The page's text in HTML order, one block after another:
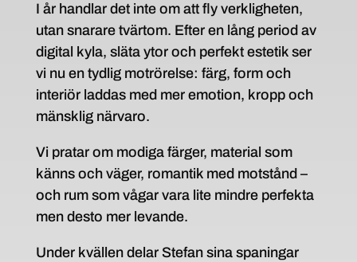
I år handlar det inte om att fly verkligheten,
utan snarare tvärtom. Efter en lång period av
digital kyla, släta ytor och perfekt estetik ser
vi nu en tydlig motrörelse: färg, form och
interiör laddas med mer emotion, kropp och
mänsklig närvaro.
Vi pratar om modiga färger, material som
känns och väger, romantik med motstånd –
och rum som vågar vara lite mindre perfekta
men desto mer levande.
Under kvällen delar Stefan sina spaningar